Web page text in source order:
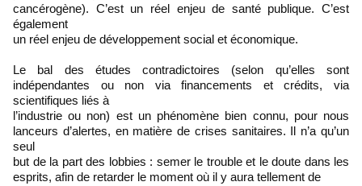
cancérogène). C’est un réel enjeu de santé publique. C’est
également
un réel enjeu de développement social et économique.
Le bal des études contradictoires (selon qu’elles sont
indépendantes ou non via financements et crédits, via
scientifiques liés à
l’industrie ou non) est un phénomène bien connu, pour nous
lanceurs d’alertes, en matière de crises sanitaires. Il n’a qu’un
seul
but de la part des lobbies : semer le trouble et le doute dans les
esprits, afin de retarder le moment où il y aura tellement de